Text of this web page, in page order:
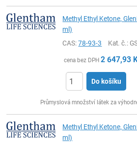
Methyl Ethyl Ketone,
ml)
CAS:78-93-3 Kat. č.:
cena bez DPH 2 647,93
Do košíku
Průmyslová množství látek za
Methyl Ethyl Ketone,
ml)